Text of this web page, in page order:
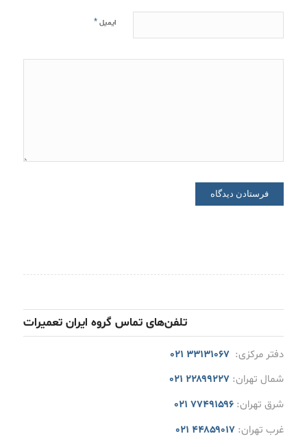
ایمیل *
تلفن‌های تماس گروه ایران تعمیرات
دفتر مرکزی: ۳۳۱۳۱۰۶۷ ۰۲۱
شمال تهران: ۲۲۸۹۹۲۲۷ ۰۲۱
شرق تهران: ۷۷۴۹۱۵۹۶ ۰۲۱
غرب تهران: ۴۴۸۵۹۰۱۷ ۰۲۱